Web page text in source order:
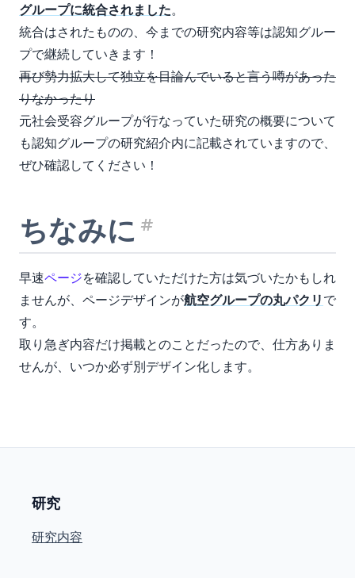
グループに統合されました。
統合はされたものの、今までの研究内容等は認知グルー
プで継続していきます！
再び勢力拡大して独立を目論んでいると言う噂があった
りなかったり
元社会受容グループが行なっていた研究の概要について
も認知グループの研究紹介内に記載されていますので、
ぜひ確認してください！
ちなみに
見出し「ちなみ
早速ページを確認していただけた方は気づいたかもしれ
ませんが、ページデザインが航空グループの丸パクリ で
す。
取り急ぎ内容だけ掲載とのことだったので、仕方ありま
せんが、いつか必ず別デザイン化します。
研究
研究内容